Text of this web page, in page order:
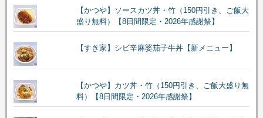
【かつや】ソースカツ丼・竹（150円引き、ご飯大
盛り無料）【8日間限定・2026年感謝祭】
【すき家】シビ辛麻婆茄子牛丼【新メニュー】
【かつや】カツ丼・竹（150円引き、ご飯大盛り無
料）【8日間限定・2026年感謝祭】